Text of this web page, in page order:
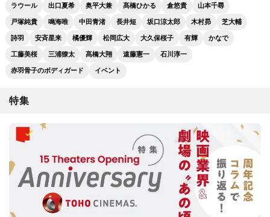
ラウール 出口夏希 奥平大兼 髙橋ひかる 倉悠貴 山本千尋
戸塚純貴 鳴海唯 中田青渚 長井短 坂口涼太郎 木村昴 芝大輔
詩羽 安斉星来 橘優輝 松岡広大 大久保桜子 有輝 かなで
工藤美桜 三浦獠太 髙橋大翔 遠藤憲一 石川淳一
赤羽骨子のボディガード イベント
特集